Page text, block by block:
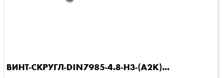
ВИНТ-СКРУГЛ-DIN7985-4.8-H3-(A2K)...